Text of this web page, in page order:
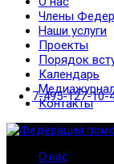
7-495-127-10-
Члены
Наши услуги
Проекты
Порядок
Календарь
Контакты
О нас